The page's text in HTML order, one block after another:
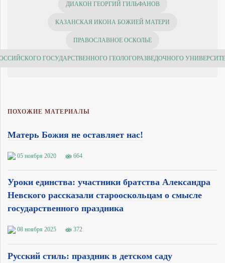
ДИАКОН ГЕОРГИЙ ГИЛЬФАНОВ
КАЗАНСКАЯ ИКОНА БОЖИЕЙ МАТЕРИ
ПРАВОСЛАВНОЕ ОСКОЛЬЕ
ГОСУДАРСТВЕННОГО ГЕОЛОГОРАЗВЕДОЧНОГО
ПОХОЖИЕ МАТЕРИАЛЫ
Матерь Божия не оставляет нас!
05 ноября 2020 664
Уроки единства: участники братства Александра
Невского рассказали старооскольцам о смысле
государственного праздника
08 ноября 2025 372
Русский стиль: праздник в детском саду